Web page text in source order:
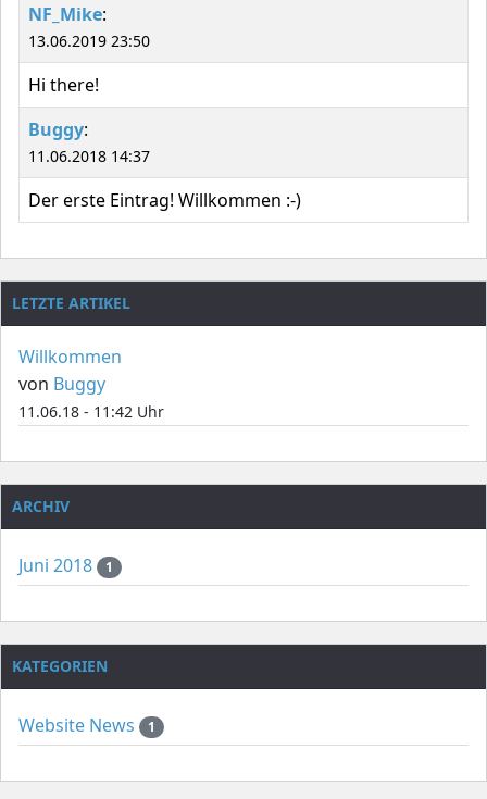
NF_Mike:
13.06.2019 23:50
Hi there!
Buggy:
11.06.2018 14:37
Der erste Eintrag! Willkommen :-)
LETZTE ARTIKEL
Willkommen
von Buggy
11.06.18 - 11:42 Uhr
ARCHIV
Juni 2018 1
KATEGORIEN
Website News 1